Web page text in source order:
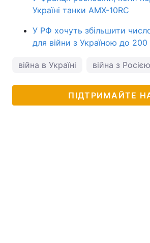
Україні танки AMX-10RC
У РФ хочуть збільшити
для війни з Україною до
війна в Україні війна з Росією
ПІДТРИМАЙТЕ